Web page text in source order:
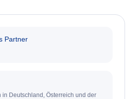
Partner
in Deutschland, Österreich und der